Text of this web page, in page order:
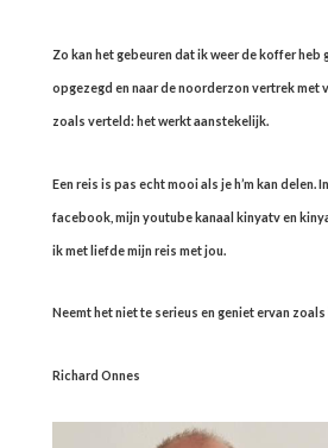
Zo kan het gebeuren dat ik weer de koffer heb
opgezegd en naar de noorderzon vertrek met
zoals verteld: het werkt aanstekelijk.
Een reis is pas echt mooi als je h’m kan delen.
facebook, mijn youtube kanaal kinyatv en
ik met liefde mijn reis met jou.
Neemt het niet te serieus en geniet ervan
Richard Onnes